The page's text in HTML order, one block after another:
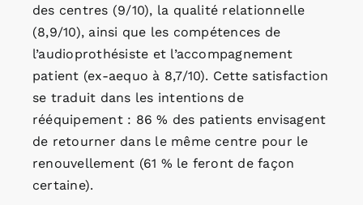
des centres (9/10), la qualité relationnelle
(8,9/10), ainsi que les compétences de
l’audioprothésiste et l’accompagnement
patient (ex-aequo à 8,7/10). Cette satisfaction
se traduit dans les intentions de
rééquipement : 86 % des patients envisagent
de retourner dans le même centre pour le
renouvellement (61 % le feront de façon
certaine).